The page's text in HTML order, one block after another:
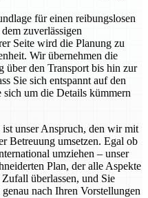
für einen reibungslosen
zuverlässigen
Seite wird die Planung zu
Wir übernehmen die
über den Transport bis hin zur
Sie sich entspannt auf den
um die Details kümmern
unser Anspruch, den wir mit
Betreuung umsetzen. Egal ob
umziehen – unser
Plan, der alle Aspekte
überlassen, und Sie
nach Ihren Vorstellungen